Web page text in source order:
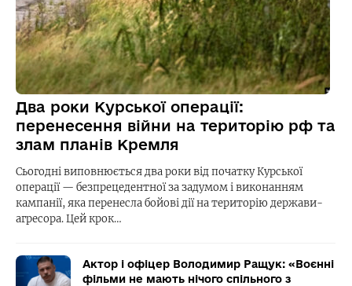
Два роки Курської операції:
перенесення війни на територію рф та
злам планів Кремля
Сьогодні виповнюється два роки від початку Курської
операції — безпрецедентної за задумом і виконанням
кампанії, яка перенесла бойові дії на територію держави-
агресора. Цей крок…
Актор і офіцер Володимир Ращук: «Воєнні
фільми не мають нічого спільного з